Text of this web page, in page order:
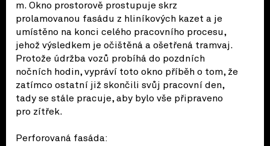
m. Okno prostorově prostupuje skrz
prolamovanou fasádu z hliníkových kazet a je
umístěno na konci celého pracovního procesu,
jehož výsledkem je očištěná a ošetřená tramvaj.
Protože údržba vozů probíhá do pozdních
nočních hodin, vypráví toto okno příběh o tom, že
zatímco ostatní již skončili svůj pracovní den,
tady se stále pracuje, aby bylo vše připraveno
pro zítřek.
Perforovaná fasáda: